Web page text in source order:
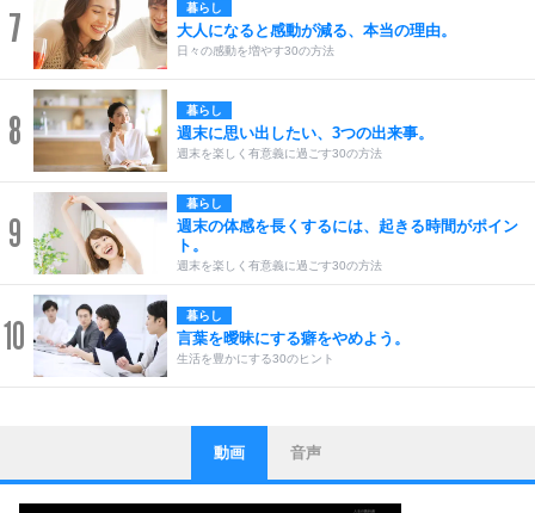
7 暮らし
大人になると感動が減る、本当の理由。
日々の感動を増やす30の方法
8 暮らし
週末に思い出したい、3つの出来事。
週末を楽しく有意義に過ごす30の方法
9
暮らし
週末の体感を長くするには、起きる時間がポイン
ト。
週末を楽しく有意義に過ごす30の方法
10 暮らし
言葉を曖昧にする癖をやめよう。
生活を豊かにする30のヒント
1
ストレス対策
他人と比べない。
いっそのこと、他人を見ない。
動画 音声